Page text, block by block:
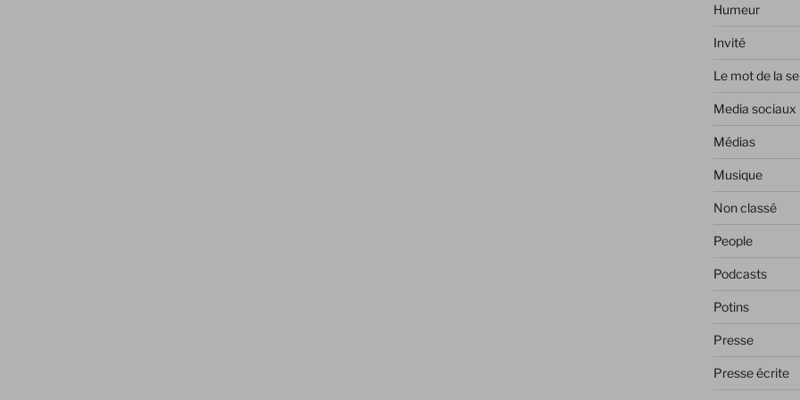
Humeur
Invité
Le mot de la
Media sociaux
Médias
Musique
Non classé
People
Podcasts
Potins
Presse
Presse écrite